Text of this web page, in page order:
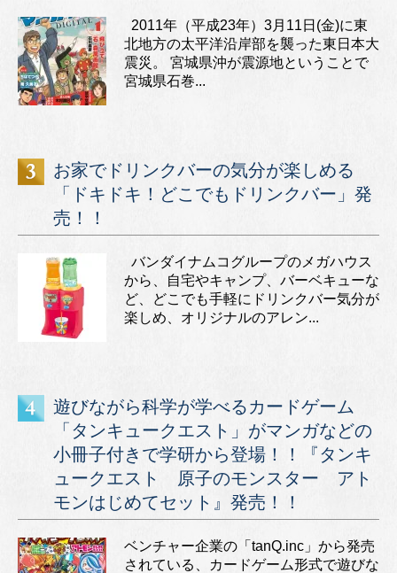
2011年（平成23年）3月11日(金)に東
北地方の太平洋沿岸部を襲った東日本大
震災。 宮城県沖が震源地ということで
宮城県石巻...
お家でドリンクバーの気分が楽しめる
「ドキドキ！どこでもドリンクバー」発
売！！
バンダイナムコグループのメガハウス
から、自宅やキャンプ、バーベキューな
ど、どこでも手軽にドリンクバー気分が
楽しめ、オリジナルのアレン...
遊びながら科学が学べるカードゲーム
「タンキュークエスト」がマンガなどの
小冊子付きで学研から登場！！『タンキ
ュークエスト 原子のモンスター アト
モンはじめてセット』発売！！
ベンチャー企業の「tanQ.inc」から発売
されている、カードゲーム形式で遊びな